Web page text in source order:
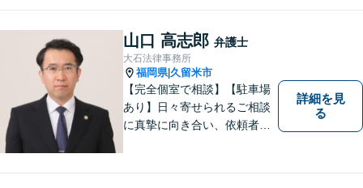
料相談あり。出張相談あり。
２０時まで営業。福岡県全域
と周辺対応。
山口 高志郎 弁護士
大石法律事務所
福岡県|久留米市
【完全個室で相談】【駐車場
あり】日々寄せられるご相談
に真摯に向き合い、依頼者の
す法人・個人の方々には、経
詳細を見
る